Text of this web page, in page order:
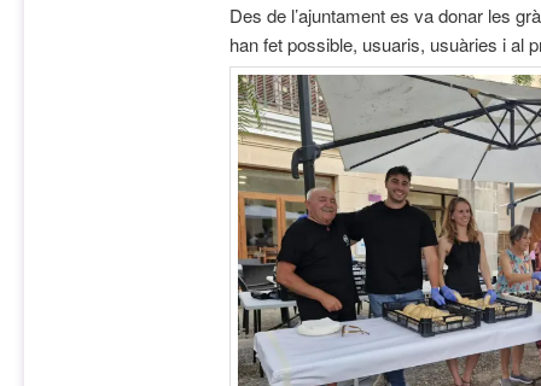
Des de l’ajuntament es va donar les
han fet possible, usuaris, usuàries i al